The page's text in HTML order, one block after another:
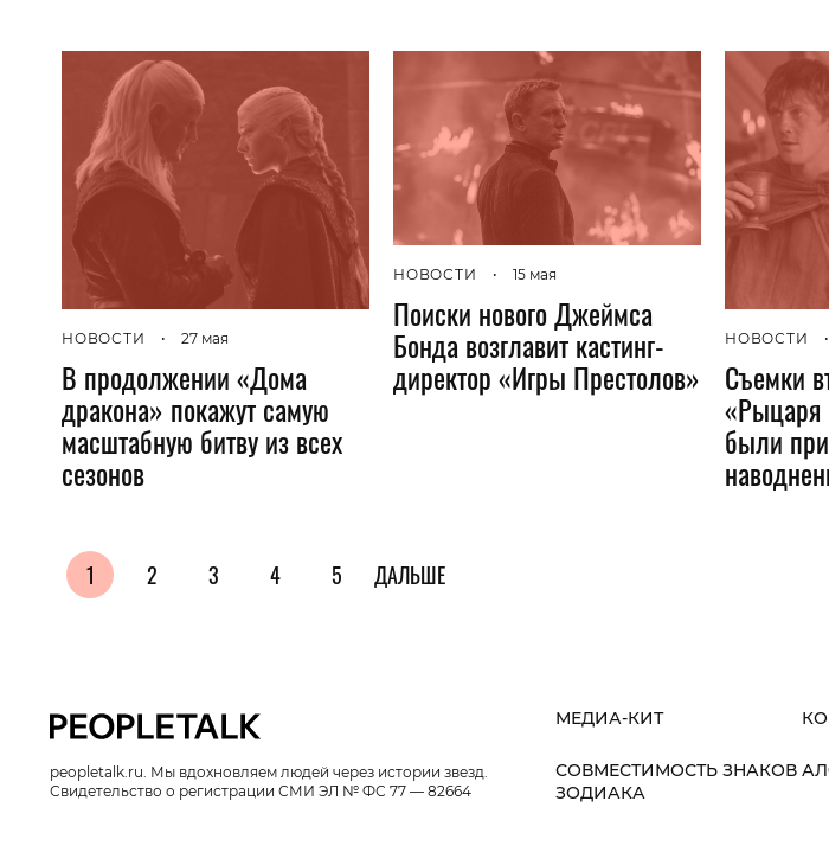
НОВОСТИ • 27 мая
В продолжении «Дома
дракона» покажут самую
масштабную битву из всех
сезонов
НОВОСТИ • 15 мая
Поиски нового Джеймса
Бонда возглавит кастинг-
директор «Игры Престолов»
НОВОСТИ •
Съемки
«Рыцаря
были
1 2 3 4 5 ДАЛЬШЕ
peopletalk.ru. Мы вдохновляем людей через истории звезд.
Свидетельство о регистрации СМИ ЭЛ № ФС 77 — 82664
МЕДИА-КИТ
СОВМЕСТИМОСТЬ ЗНАКОВ
ЗОДИАКА